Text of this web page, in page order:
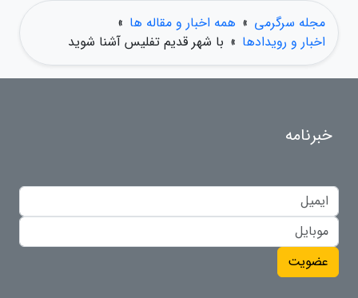
مجله سرگرمی » همه اخبار و مقاله ها »
اخبار و رویدادها » با شهر قدیم تفلیس آشنا شوید
خبرنامه
عضویت